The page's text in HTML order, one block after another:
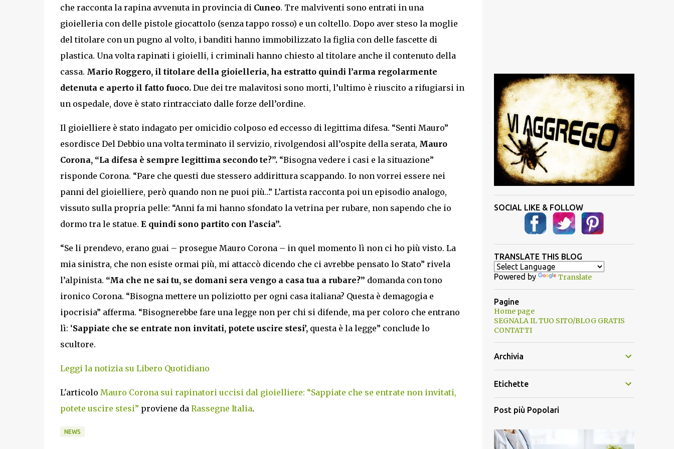
che racconta la rapina avvenuta in provincia di Cuneo. Tre malviventi sono entrati in una
gioielleria con delle pistole giocattolo (senza tappo rosso) e un coltello. Dopo aver steso la moglie
del titolare con un pugno al volto, i banditi hanno immobilizzato la figlia con delle fascette di
plastica. Una volta rapinati i gioielli, i criminali hanno chiesto al titolare anche il contenuto della
cassa. Mario Roggero, il titolare della gioielleria, ha estratto quindi l’arma regolarmente
detenuta e aperto il fatto fuoco. Due dei tre malavitosi sono morti, l’ultimo è riuscito a rifugiarsi in
un ospedale, dove è stato rintracciato dalle forze dell’ordine.
Il gioielliere è stato indagato per omicidio colposo ed eccesso di legittima difesa. “Senti Mauro”
esordisce Del Debbio una volta terminato il servizio, rivolgendosi all’ospite della serata, Mauro
Corona, “La difesa è sempre legittima secondo te?”. “Bisogna vedere i casi e la situazione”
risponde Corona. “Pare che questi due stessero addirittura scappando. Io non vorrei essere nei
panni del gioielliere, però quando non ne puoi più…” L’artista racconta poi un episodio analogo,
vissuto sulla propria pelle: “Anni fa mi hanno sfondato la vetrina per rubare, non sapendo che io
dormo tra le statue. E quindi sono partito con l’ascia”.
“Se li prendevo, erano guai – prosegue Mauro Corona – in quel momento lì non ci ho più visto. La
mia sinistra, che non esiste ormai più, mi attaccò dicendo che ci avrebbe pensato lo Stato” rivela
l’alpinista. “Ma che ne sai tu, se domani sera vengo a casa tua a rubare?” domanda con tono
ironico Corona. “Bisogna mettere un poliziotto per ogni casa italiana? Questa è demagogia e
ipocrisia” afferma. “Bisognerebbe fare una legge non per chi si difende, ma per coloro che entrano
lì: ‘Sappiate che se entrate non invitati, potete uscire stesi’,questa è la legge” conclude lo
scultore.
Leggi la notizia su Libero Quotidiano
L'articolo Mauro Corona sui rapinatori uccisi dal gioielliere: “Sappiate che se entrate non invitati,
potete uscire stesi” proviene da Rassegne Italia.
NEWS
SOCIAL LIKE & FOLLOW
TRANSLATE THIS BLOG
Powered by Translate
Pagine
Home page
SEGNALA IL TUO SITO/BLOG GRATIS
CONTATTI
Archivia
Etichette
Post più Popolari